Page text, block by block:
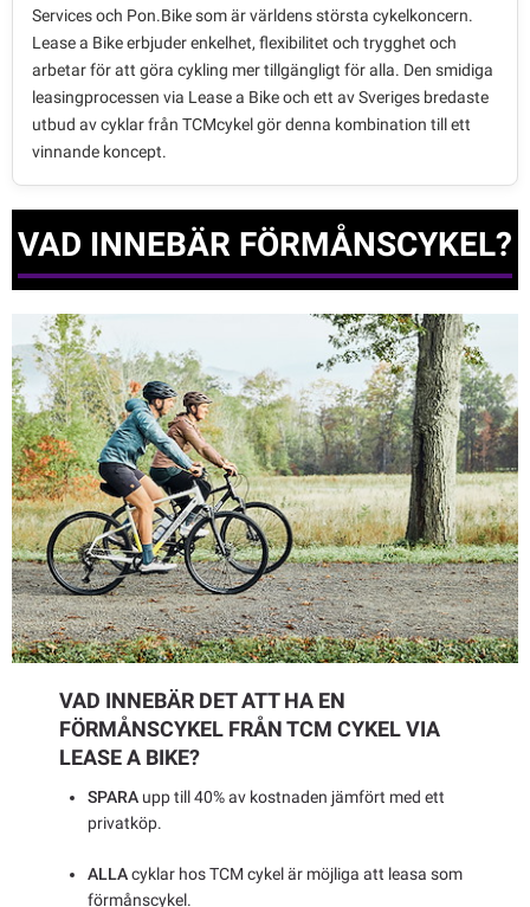
Services och Pon.Bike som är världens största cykelkoncern.
Lease a Bike erbjuder enkelhet, flexibilitet och trygghet och
arbetar för att göra cykling mer tillgängligt för alla. Den smidiga
leasingprocessen via Lease a Bike och ett av Sveriges bredaste
utbud av cyklar från TCMcykel gör denna kombination till ett
vinnande koncept.
VAD INNEBÄR FÖRMÅNSCYKEL?
VAD INNEBÄR DET ATT HA EN
FÖRMÅNSCYKEL FRÅN TCM CYKEL VIA
LEASE A BIKE?
SPARA upp till 40% av kostnaden jämfört med ett
privatköp.
ALLAcyklar hos TCM cykel är möjliga att leasa som
förmånscykel.